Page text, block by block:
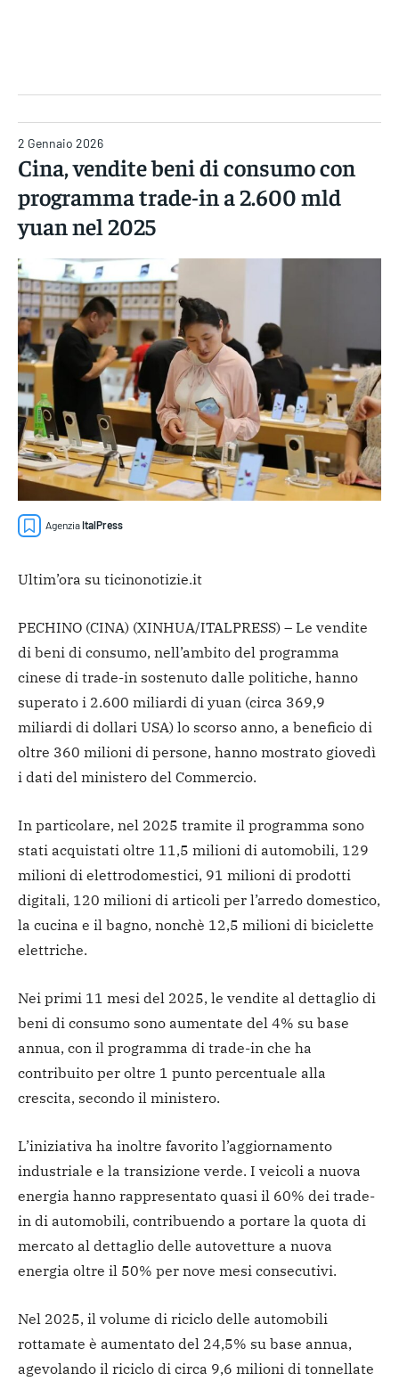
2 Gennaio 2026
Cina, vendite beni di consumo con
programma trade-in a 2.600 mld
yuan nel 2025
AgenziaItalPress
Ultim’ora su ticinonotizie.it
PECHINO (CINA) (XINHUA/ITALPRESS) – Le vendite
di beni di consumo, nell’ambito del programma
cinese di trade-in sostenuto dalle politiche, hanno
superato i 2.600 miliardi di yuan (circa 369,9
miliardi di dollari USA) lo scorso anno, a beneficio di
oltre 360 milioni di persone, hanno mostrato giovedì
i dati del ministero del Commercio.
In particolare, nel 2025 tramite il programma sono
stati acquistati oltre 11,5 milioni di automobili, 129
milioni di elettrodomestici, 91 milioni di prodotti
digitali, 120 milioni di articoli per l’arredo domestico,
la cucina e il bagno, nonchè 12,5 milioni di biciclette
elettriche.
Nei primi 11 mesi del 2025, le vendite al dettaglio di
beni di consumo sono aumentate del 4% su base
annua, con il programma di trade-in che ha
contribuito per oltre 1 punto percentuale alla
crescita, secondo il ministero.
L’iniziativa ha inoltre favorito l’aggiornamento
industriale e la transizione verde. I veicoli a nuova
energia hanno rappresentato quasi il 60% dei trade-
in di automobili, contribuendo a portare la quota di
mercato al dettaglio delle autovetture a nuova
energia oltre il 50% per nove mesi consecutivi.
Nel 2025, il volume di riciclo delle automobili
rottamate è aumentato del 24,5% su base annua,
agevolando il riciclo di circa 9,6 milioni di tonnellate